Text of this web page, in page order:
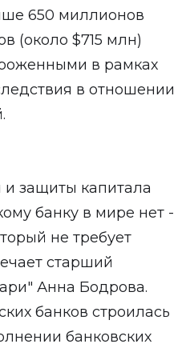
650 миллионов
(около $715 млн)
в рамках
в отношении
защиты капитала
банку в мире нет -
не требует
старший
Анна Бодрова.
банков строилась
банковских